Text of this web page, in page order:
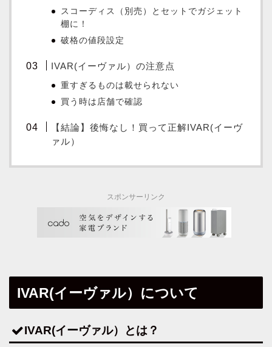
スコーディス（別売）とセットでガジェット
棚に！
破格の値段設定
IVAR(イーヴァル）の注意点
重すぎるものは載せられない
買う時は店舗で確認
【結論】後悔なし！買って正解IVAR(イーヴ
ァル）
スポンサーリンク
IVAR(イーヴァル）について
IVAR(イーヴァル）とは？